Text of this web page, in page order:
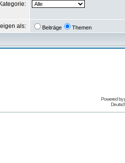
Kategorie:
als: Beiträge Themen
Powered by